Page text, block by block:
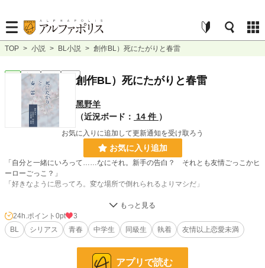
TOP > 小説 > BL小説 > 創作BL）死にたがりと春雷
完結 長編 創作BL）死にたがりと春雷
黑野羊
（近況ボード：
14 件 ）
お気に入りに追加して更新通知を受け取ろう
お気に入り追加
「自分と一緒にいろって……なにそれ。新手の告白？ それとも友情ごっこかヒ
ーローごっこ？」
「好きなように思ってろ。変な場所で倒れられるよりマシだ」
中学１年の４月半ば、クラスの保健委員だった春日祐介は、中途半端な時期にや
ってきて、持病の『発作』でよく倒れる転校生・相模和都を介抱する日々に追わ
れていた。そんな１学期の終わり、相模が女教師に襲われているところを助けた
春日。人形のように美しく、他人から異常な執着を受け続ける相模をそばで助け
ているうちに、春日は弱くて脆い彼の内側に渦巻く、仄暗い願いを知ってしま
24h.ポイント 0pt
3
BL
シリアス 青春 中学生 同級生 執着 友情以上恋愛未満
アプリで読む